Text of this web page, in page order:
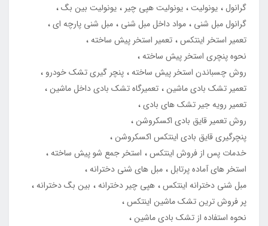
گرانول یونولیت یونولیت هپی چیر
یونولیت بین بگ
گرانول مبل شنی
مواد داخل مبل شنی
مبل شنی پارچه ای
تعمیر استخر اینتکس تعمیر استخر پیش ساخته
نحوه پنچری استخر پیش ساخته
روش چسباندن استخر پیش ساخته پنچر گیری تشک خودرو
تعمیر تشک بادی ماشین تعمیرگاه تشک بادی داخل ماشین
تعمیر رویه جیر تشک های بادی
روش تعمیر قایق بادی اکسکروشن
پنچرگیری قایق بادی اینتکس اکسکروشن
خدمات پس از فروش اینتکس
استخر جمع شو پیش ساخته
استخر های آماده پرتابل مبل های شنی دخترانه
مبل شنی دخترانه اینتکس هپی چیر دخترانه
بین بگ دخترانه
پر فروش ترین تشک ماشین اینتکس
نحوه استفاده از تشک بادی ماشین